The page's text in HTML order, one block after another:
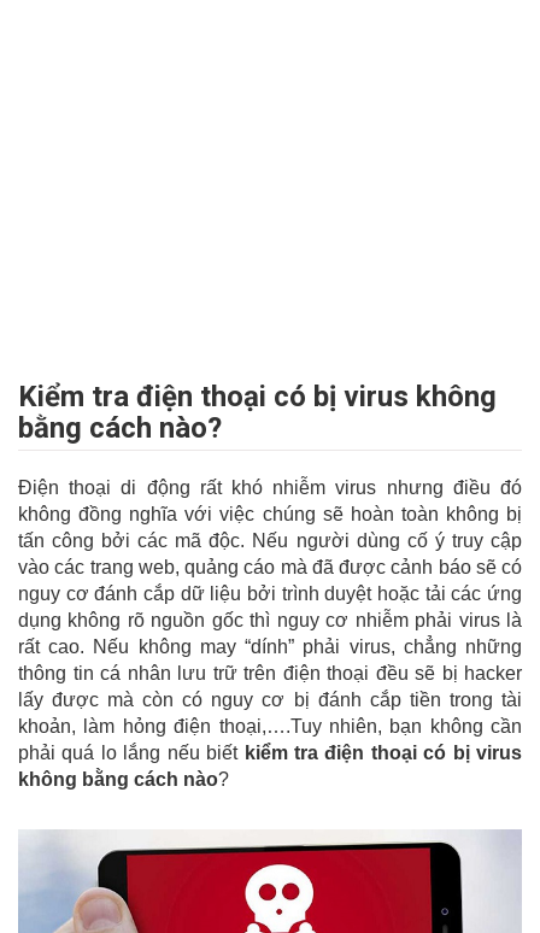
Kiểm tra điện thoại có bị virus không
bằng cách nào?
Điện thoại di động rất khó nhiễm virus nhưng điều đó
không đồng nghĩa với việc chúng sẽ hoàn toàn không bị
tấn công bởi các mã độc. Nếu người dùng cố ý truy cập
vào các trang web, quảng cáo mà đã được cảnh báo sẽ có
nguy cơ đánh cắp dữ liệu bởi trình duyệt hoặc tải các ứng
dụng không rõ nguồn gốc thì nguy cơ nhiễm phải virus là
rất cao. Nếu không may “dính” phải virus, chẳng những
thông tin cá nhân lưu trữ trên điện thoại đều sẽ bị hacker
lấy được mà còn có nguy cơ bị đánh cắp tiền trong tài
khoản, làm hỏng điện thoại,….Tuy nhiên, bạn không cần
phải quá lo lắng nếu biết kiểm tra điện thoại có bị virus
không bằng cách nào?